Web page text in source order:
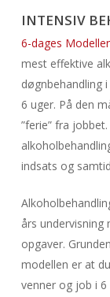
INTENSIV
6-dages
mest effektive
døgnbehandling
6 uger. På den
”ferie” fra
indsats og
års undervisning
opgaver.
modellen er at
venner og job i